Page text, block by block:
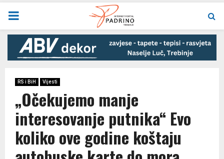
PRIMARY
MENU
RS i BiH Vijesti
„Očekujemo manje
interesovanje putnika“ Evo
koliko ove godine koštaju